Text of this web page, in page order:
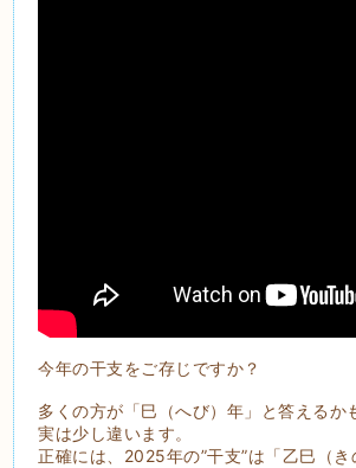
今年の干支をご存じですか？
多くの方が「巳（へび）年」と答えるか
実は少し違います。
正確には、2025年の”干支”は「乙巳（き